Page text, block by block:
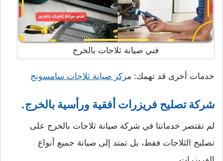
فني صيانة ثلاجات بالخرج
خدمات أخرى قد تهمك: مركز صيانة ثلاجات سامسونج
شركة تصليح فريزرات أفقية ورأسية بالخرج.
لم تقتصر خدماتنا في شركة صيانة ثلاجات بالخرج على
تصليح الثلاجات فقط، بل تمتد إلى صيانة جميع أنواع